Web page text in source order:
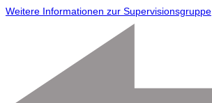
Weitere Informationen zur Supervisionsgruppe